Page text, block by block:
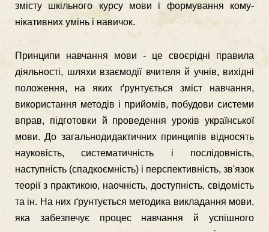
змісту шкільного курсу мови і формування кому­
нікативних умінь і навичок.
Принципи навчання мови - це своєрідні правила
діяльності, шляхи взаємодії вчителя й учнів, вихідні
положення, на яких ґрунтується зміст навчання,
викорис­тання методів і прийомів, побудови системи
вправ, підготовки й проведення уроків української
мови. До загальнодидактичних принципів відносять
науковість, система­тичність і послідовність,
наступність (спадкоємність) і перспективність, зв'язок
теорії з практикою, наочність, доступність, свідомість
та ін. На них ґрунтується методика викладання мови,
яка забезпечує процес навчання й успішного